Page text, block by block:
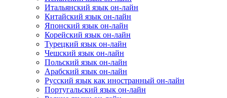
Итальянский язык он-лайн
Китайский язык он-лайн
Японский язык он-лайн
Корейский язык он-лайн
Турецкий язык он-лайн
Чешский язык он-лайн
Польский язык он-лайн
Арабский язык он-лайн
Русский язык как иностранный он-лайн
Португальский язык он-лайн